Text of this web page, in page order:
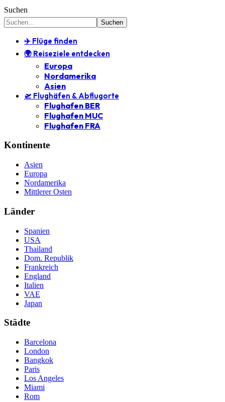
Suchen
✈️ Flüge finden
🌍 Reiseziele entdecken
Europa
Nordamerika
Asien
🛫 Flughäfen & Abflugorte
Flughafen BER
Flughafen MUC
Flughafen FRA
Kontinente
Asien
Europa
Nordamerika
Mittlerer Osten
Länder
Spanien
USA
Thailand
Dom. Republik
Frankreich
England
Italien
VAE
Japan
Städte
Barcelona
London
Bangkok
Paris
Los Angeles
Miami
Rom